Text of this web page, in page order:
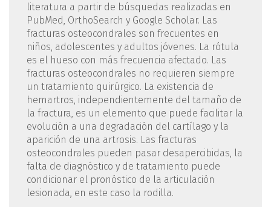
literatura a partir de búsquedas realizadas en
PubMed, OrthoSearch y Google Scholar. Las
fracturas osteocondrales son frecuentes en
niños, adolescentes y adultos jóvenes. La rótula
es el hueso con más frecuencia afectado. Las
fracturas osteocondrales no requieren siempre
un tratamiento quirúrgico. La existencia de
hemartros, independientemente del tamaño de
la fractura, es un elemento que puede facilitar la
evolución a una degradación del cartílago y la
aparición de una artrosis. Las fracturas
osteocondrales pueden pasar desapercibidas, la
falta de diagnóstico y de tratamiento puede
condicionar el pronóstico de la articulación
lesionada, en este caso la rodilla.